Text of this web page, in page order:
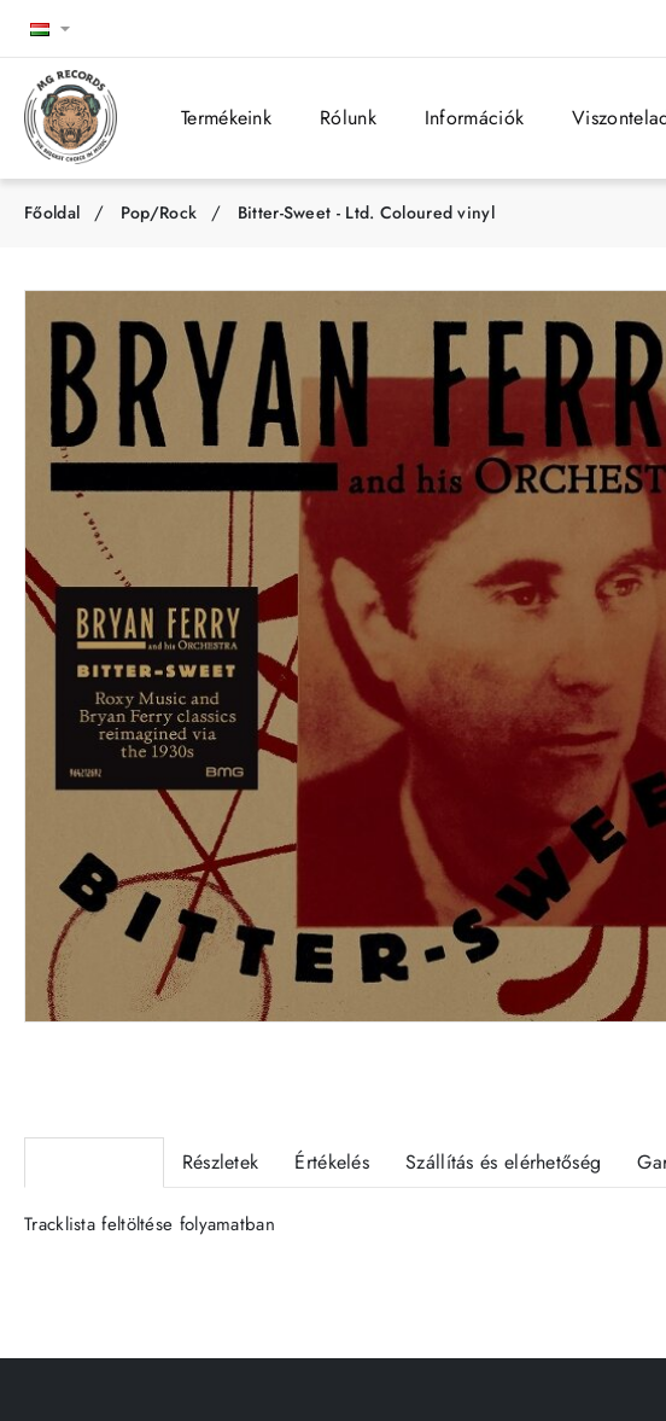
Termékeink Rólunk Információk
Pop/Rock Bitter-Sweet - Ltd. Coloured vinyl
Részletek Értékelés Szállítás és elérhetőség
Tracklista feltöltése folyamatban